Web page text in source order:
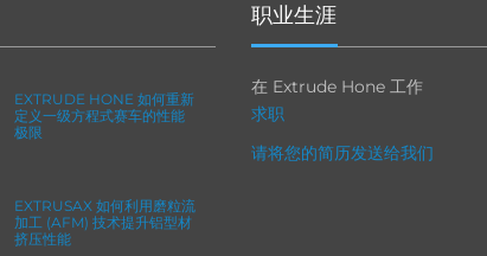
EXTRUDE HONE 如何重新
定义一级方程式赛车的性能
极限
EXTRUSAX 如何利用磨粒流
加工 (AFM) 技术提升铝型材
挤压性能
职业生涯
在 Extrude Hone 工作
求职
请将您的简历发送给我们